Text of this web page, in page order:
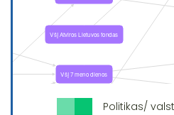
Politikas/